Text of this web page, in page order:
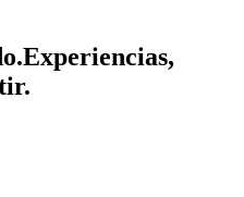
Experiencias,